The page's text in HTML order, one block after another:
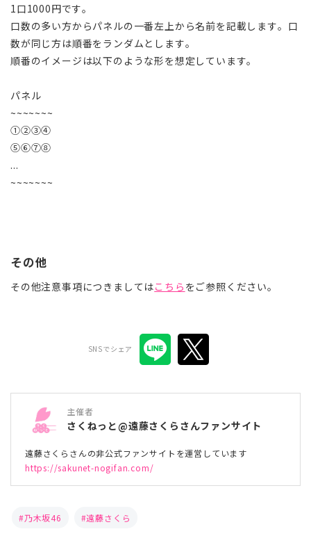
1口1000円です。
口数の多い方からパネルの一番左上から名前を記載します。口
数が同じ方は順番をランダムとします。
順番のイメージは以下のような形を想定しています。
パネル
~~~~~~~
①②③④
⑤⑥⑦⑧
...
~~~~~~~
その他
その他注意事項につきましてはこちら をご参照ください。
SNSでシェア
主催者
さくねっと@遠藤さくらさんファンサイト
遠藤さくらさんの非公式ファンサイトを運営しています
https://sakunet-nogifan.com/
乃木坂46 遠藤さくら